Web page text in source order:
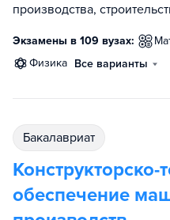
производства,
Экзамены в 109 вузах:
физика Все варианты
бакалавриат
Конструкторско-
обеспечение